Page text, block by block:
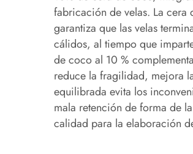
fabricación de velas. La
garantiza que las velas
cálidos, al tiempo que
de coco al 10 %
reduce la fragilidad, mejora
equilibrada evita los
mala retención de forma de
calidad para la elaboración